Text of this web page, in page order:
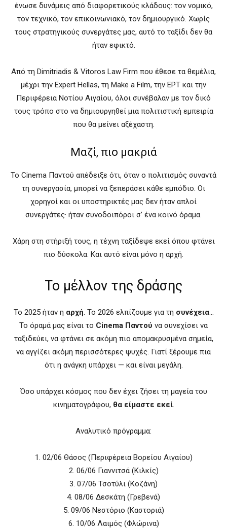
ένωσε δυνάμεις από διαφορετικούς κλάδους: τον νομικό,
τον τεχνικό, τον επικοινωνιακό, τον δημιουργικό. Χωρίς
τους στρατηγικούς συνεργάτες μας, αυτό το ταξίδι δεν θα
ήταν εφικτό.
Από τη Dimitriadis & Vitoros Law Firm που έθεσε τα θεμέλια,
μέχρι την Expert Hellas, τη Make a Film, την ΕΡΤ και την
Περιφέρεια Νοτίου Αιγαίου, όλοι συνέβαλαν με τον δικό
τους τρόπο στο να δημιουργηθεί μια πολιτιστική εμπειρία
που θα μείνει αξέχαστη.
Μαζί, πιο μακριά
Το Cinema Παντού απέδειξε ότι, όταν ο πολιτισμός συναντά
τη συνεργασία, μπορεί να ξεπεράσει κάθε εμπόδιο. Οι
χορηγοί και οι υποστηρικτές μας δεν ήταν απλοί
συνεργάτες· ήταν συνοδοιπόροι σ’ ένα κοινό όραμα.
Χάρη στη στήριξή τους, η τέχνη ταξίδεψε εκεί όπου φτάνει
πιο δύσκολα. Και αυτό είναι μόνο η αρχή.
Το μέλλον της δράσης
Το 2025 ήταν η αρχή. Το 2026 ελπίζουμε για τη συνέχεια…
Το όραμά μας είναι το Cinema Παντού να συνεχίσει να
ταξιδεύει, να φτάνει σε ακόμη πιο απομακρυσμένα σημεία,
να αγγίζει ακόμη περισσότερες ψυχές. Γιατί ξέρουμε πια
ότι η ανάγκη υπάρχει — και είναι μεγάλη.
Όσο υπάρχει κόσμος που δεν έχει ζήσει τη μαγεία του
κινηματογράφου, θα είμαστε εκεί.
Αναλυτικό πρόγραμμα:
1. 02/06 Θάσος (Περιφέρεια Βορείου Αιγαίου)
2. 06/06 Γιαννιτσά (Κιλκίς)
3. 07/06 Τσοτύλι (Κοζάνη)
4. 08/06 Δεσκάτη (Γρεβενά)
5. 09/06 Νεστόριο (Καστοριά)
6. 10/06 Λαιμός (Φλώρινα)